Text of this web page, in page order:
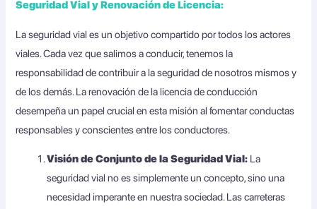
Seguridad Vial y Renovación de Licencia:
La seguridad vial es un objetivo compartido por todos los actores
viales. Cada vez que salimos a conducir, tenemos la
responsabilidad de contribuir a la seguridad de nosotros mismos y
de los demás. La renovación de la licencia de conducción
desempeña un papel crucial en esta misión al fomentar conductas
responsables y conscientes entre los conductores.
Visión de Conjunto de la Seguridad Vial: La
seguridad vial no es simplemente un concepto, sino una
necesidad imperante en nuestra sociedad. Las carreteras